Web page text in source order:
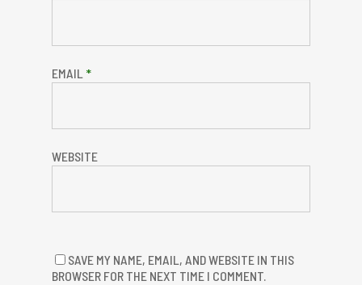
EMAIL *
WEBSITE
SAVE MY NAME, EMAIL, AND WEBSITE IN THIS
BROWSER FOR THE NEXT TIME I COMMENT.